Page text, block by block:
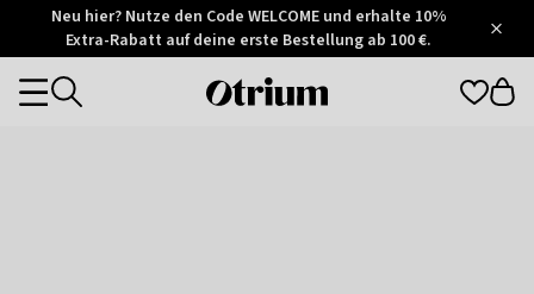
Otrium
Trustpilot
Neu hier? Nutze den Code WELCOME und erhalte 10%
Extra-Rabatt auf deine erste Bestellung ab 100 €.
Otrium
Categories